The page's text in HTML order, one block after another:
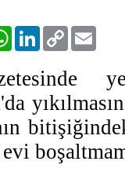
WhatsAppLinkedIn
Copy
Link